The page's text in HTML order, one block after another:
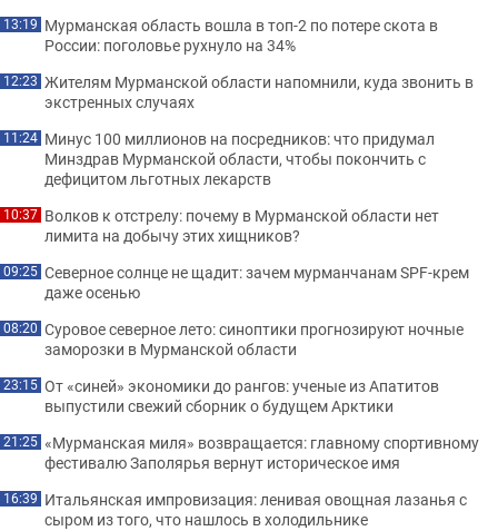
13:19 Мурманская область вошла в топ-2 по потере скота в
России: поголовье рухнуло на 34%
12:23 Жителям Мурманской области напомнили, куда звонить в
экстренных случаях
11:24 Минус 100 миллионов на посредников: что придумал
Минздрав Мурманской области, чтобы покончить с
дефицитом льготных лекарств
10:37 Волков к отстрелу: почему в Мурманской области нет
лимита на добычу этих хищников?
09:25 Северное солнце не щадит: зачем мурманчанам SPF-крем
даже осенью
08:20 Суровое северное лето: синоптики прогнозируют ночные
заморозки в Мурманской области
23:15 От «синей» экономики до рангов: ученые из Апатитов
выпустили свежий сборник о будущем Арктики
21:25 «Мурманская миля» возвращается: главному спортивному
фестивалю Заполярья вернут историческое имя
16:39 Итальянская импровизация: ленивая овощная лазанья с
сыром из того, что нашлось в холодильнике